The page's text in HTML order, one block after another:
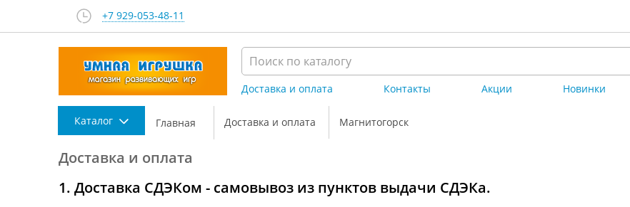
+7 929-053-48-11
Доставка и оплата Контакты Акции Новинки
Каталог Главная Доставка и оплата Магнитогорск
Доставка и оплата
1. Доставка СДЭКом - самовывоз из пунктов выдачи СДЭКа.